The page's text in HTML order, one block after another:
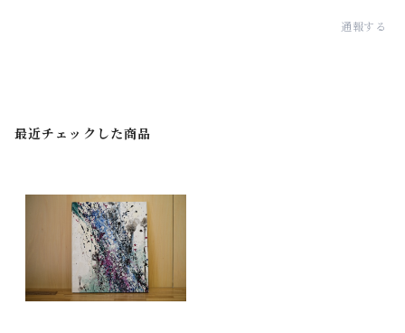
通報する
最近チェックした商品